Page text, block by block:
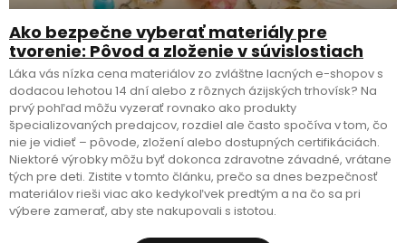
Ako bezpečne vyberať materiály pre
tvorenie: Pôvod a zloženie v súvislostiach
Láka vás nízka cena materiálov zo zvláštne lacných e-shopov s
dodacou lehotou 14 dní alebo z rôznych ázijských trhovísk? Na
prvý pohľad môžu vyzerať rovnako ako produkty
špecializovaných predajcov, rozdiel ale často spočíva v tom, čo
nie je vidieť – pôvode, zložení alebo dostupných certifikáciách.
Niektoré výrobky môžu byť dokonca zdravotne závadné, vrátane
tých pre deti. Zistite v tomto článku, prečo sa dnes bezpečnosť
materiálov rieši viac ako kedykoľvek predtým a na čo sa pri
výbere zamerať, aby ste nakupovali s istotou.